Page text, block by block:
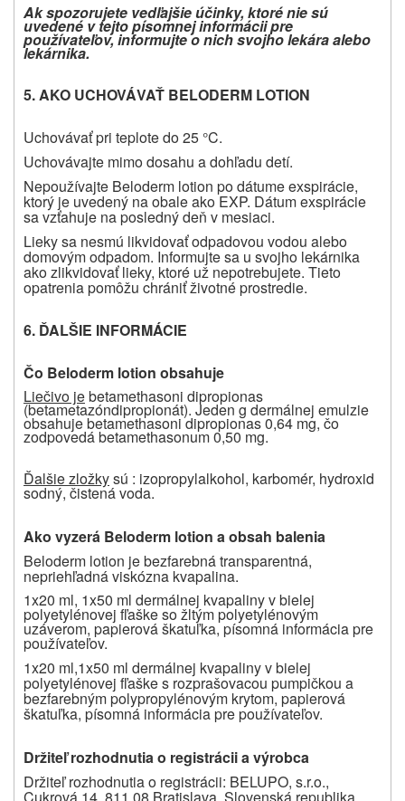
Ak spozorujete vedľajšie účinky, ktoré nie sú
uvedené v tejto písomnej informácii pre
používateľov, informujte o nich svojho lekára alebo
lekárnika.
5. AKO UCHOVÁVAŤ BELODERM LOTION
Uchovávať pri teplote do 25 °C.
Uchovávajte mimo dosahu a dohľadu detí.
Nepoužívajte Beloderm lotion po dátume exspirácie,
ktorý je uvedený na obale ako EXP. Dátum exspirácie
sa vzťahuje na posledný deň v mesiaci.
Lieky sa nesmú likvidovať odpadovou vodou alebo
domovým odpadom. Informujte sa u svojho lekárnika
ako zlikvidovať lieky, ktoré už nepotrebujete. Tieto
opatrenia pomôžu chrániť životné prostredie.
6. ĎALŠIE INFORMÁCIE
Čo Beloderm lotion obsahuje
Liečivo jebetamethasoni dipropionas
(betametazóndipropionát). Jeden g dermálnej emulzie
obsahuje betamethasoni dipropionas 0,64 mg, čo
zodpovedá betamethasonum 0,50 mg.
Ďalšie zložkysú : izopropylalkohol, karbomér, hydroxid
sodný, čistená voda.
Ako vyzerá Beloderm lotion a obsah balenia
Beloderm lotion je bezfarebná transparentná,
nepriehľadná viskózna kvapalina.
1x20 ml, 1x50 ml dermálnej kvapaliny v bielej
polyetylénovej fľaške so žltým polyetylénovým
uzáverom, papierová škatuľka, písomná informácia pre
používateľov.
1x20 ml,1x50 ml dermálnej kvapaliny v bielej
polyetylénovej fľaške s rozprašovacou pumpičkou a
bezfarebným polypropylénovým krytom, papierová
škatuľka, písomná informácia pre používateľov.
Držiteľ rozhodnutia o registrácii a výrobca
Držiteľ rozhodnutia o registrácii: BELUPO, s.r.o.,